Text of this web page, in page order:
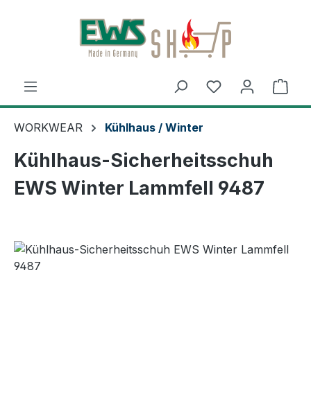
Zum Hauptinhalt springen
WORKWEAR Kühlhaus / Winter
Kühlhaus-Sicherheitsschuh
EWS Winter Lammfell 9487